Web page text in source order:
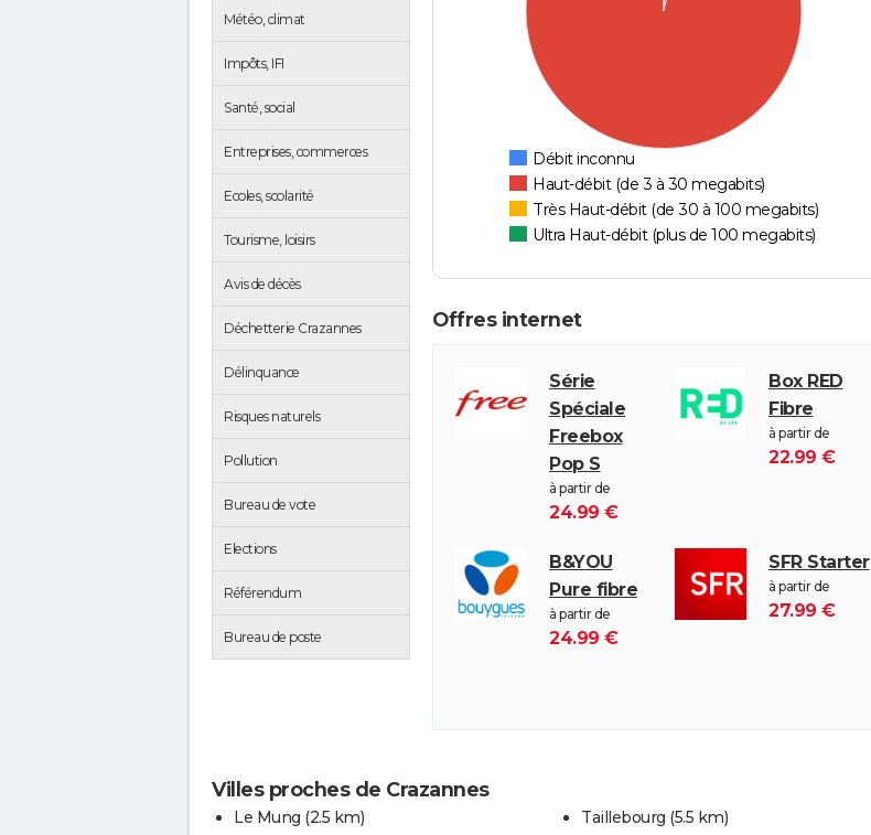
Météo, climat
Impôts, IFI
Santé, social
Entreprises, commerces
Ecoles, scolarité
Tourisme, loisirs
Avis de décès
Déchetterie Crazannes
Délinquance
Risques naturels
Pollution
Bureau de vote
Elections
Référendum
Bureau de poste
Débit inconnu
Haut-débit (de 3 à 30 megabits)
Très Haut-débit (de 30 à 100 megabits)
Ultra Haut-débit (plus de 100 megabits)
Offres internet
Série
Spéciale
Freebox
Pop S
à partir de
24.99 €
Box RED
Fibre
à partir de
22.99 €
B&YOU
Pure fibre
à partir de
24.99 €
SFR Starter
à partir de
27.99 €
Villes proches de Crazannes
Le Mung (2.5 km)
Taillebourg (5.5 km)